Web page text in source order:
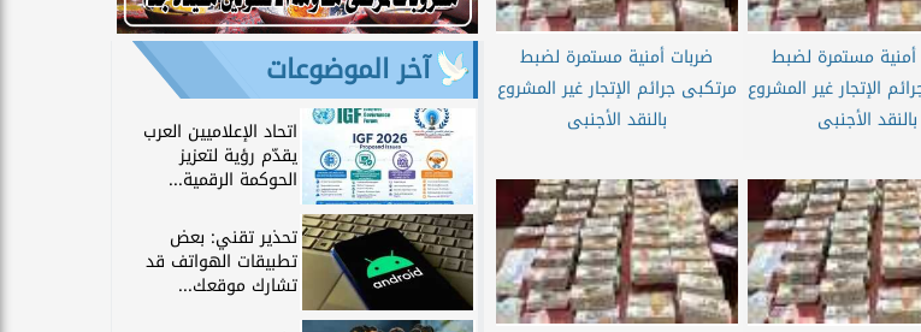
أمنية مستمرة لضبط
الإتجار غير المشروع
بالنقد الأجنبى
ضربات أمنية مستمرة لضبط
مرتكبى جرائم الإتجار غير المشروع
بالنقد الأجنبى
آخر الموضوعات
اتحاد الإعلاميين العرب
يقدّم رؤية لتعزيز
الحوكمة الرقمية...
تحذير تقني: بعض
تطبيقات الهواتف قد
تشارك موقعك...